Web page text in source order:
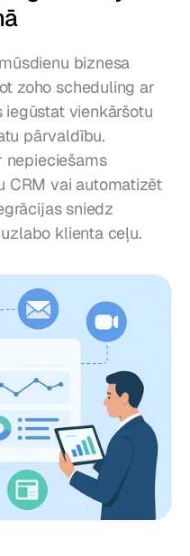
biznesa
zoho scheduling ar
iegūstat vienkāršotu
pārvaldību.
nepieciešams
CRM vai automatizēt
sniedz
klienta ceļu.